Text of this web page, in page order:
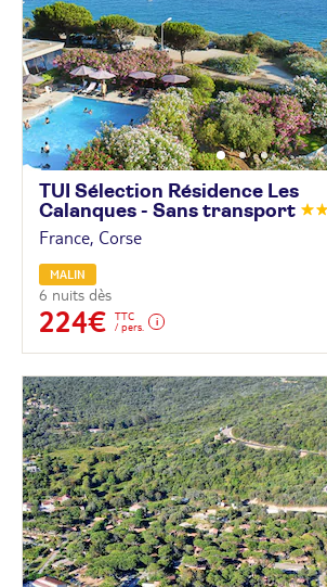
TUI Sélection Résidence Les
Calanques - Sans transport
France, Corse
MALIN
6 nuits dès
224€
TTC
/ pers.